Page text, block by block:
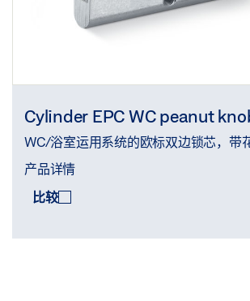
Cylinder EPC WC peanut
WC/浴室运用系统的欧标双边锁芯，带
产品详情
比较